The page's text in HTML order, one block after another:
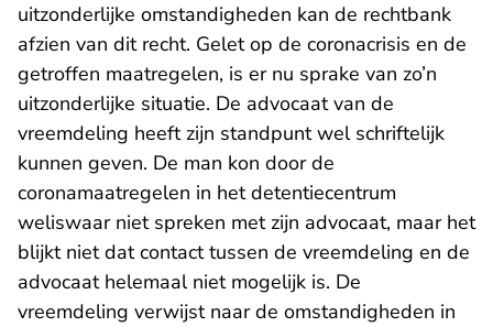
uitzonderlijke omstandigheden kan de rechtbank
afzien van dit recht. Gelet op de coronacrisis en de
getroffen maatregelen, is er nu sprake van zo’n
uitzonderlijke situatie. De advocaat van de
vreemdeling heeft zijn standpunt wel schriftelijk
kunnen geven. De man kon door de
coronamaatregelen in het detentiecentrum
weliswaar niet spreken met zijn advocaat, maar het
blijkt niet dat contact tussen de vreemdeling en de
advocaat helemaal niet mogelijk is. De
vreemdeling verwijst naar de omstandigheden in